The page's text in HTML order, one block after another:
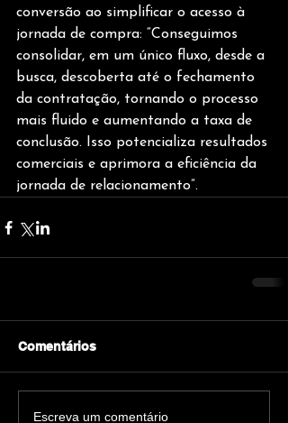
conversão ao simplificar o acesso à
jornada de compra: “Conseguimos
consolidar, em um único fluxo, desde a
busca, descoberta até o fechamento
da contratação, tornando o processo
mais fluido e aumentando a taxa de
conclusão. Isso potencializa resultados
comerciais e aprimora a eficiência da
jornada de relacionamento”.
Comentários
Escreva um comentário